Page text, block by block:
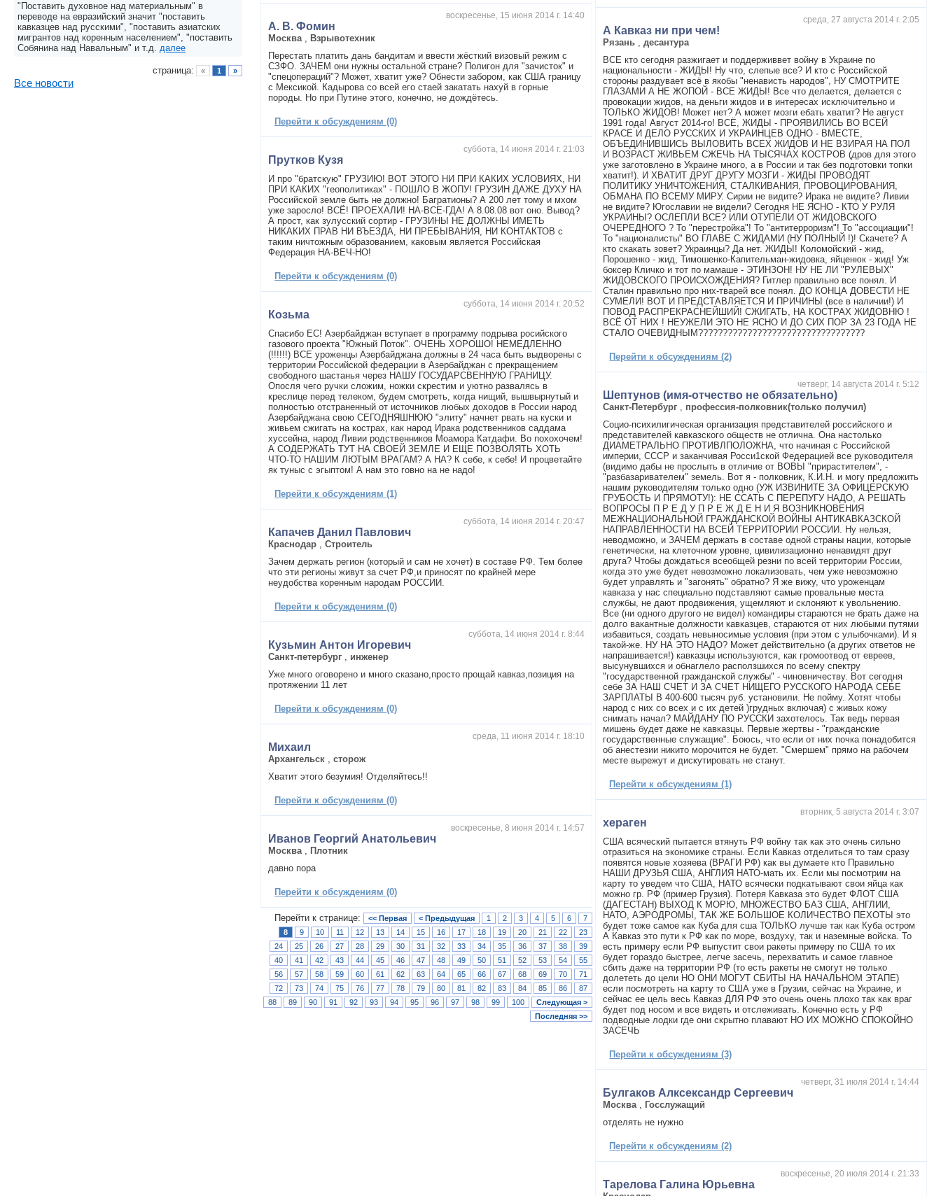
воскресенье, 15 июня 2014 г. 14:40
А. В. Фомин
Москва
Взрывотехник
Перестать платить дань бандитам и ввести жёсткий визовый режим с
СЗФО. ЗАЧЕМ они нужны остальной стране? Полигон для "зачисток" и
"спецопераций"? Может, хватит уже? Обнести забором, как США границу
с Мексикой. Кадырова со всей его стаей закатать нахуй в горные
породы. Но при Путине этого, конечно, не дождётесь.
Перейти к обсуждениям (0)
суббота, 14 июня 2014 г. 21:03
Прутков Кузя
И про "братскую" ГРУЗИЮ! ВОТ ЭТОГО НИ ПРИ КАКИХ УСЛОВИЯХ, НИ
ПРИ КАКИХ "геополитиках" - ПОШЛО В ЖОПУ! ГРУЗИН ДАЖЕ ДУХУ НА
Российской земле быть не должно! Багратионы? А 200 лет тому и мхом
уже заросло! ВСЁ! ПРОЕХАЛИ! НА-ВСЕ-ГДА! А 8.08.08 вот оно. Вывод?
А прост, как зулусский сортир - ГРУЗИНЫ НЕ ДОЛЖНЫ ИМЕТЬ
НИКАКИХ ПРАВ НИ ВЪЕЗДА, НИ ПРЕБЫВАНИЯ, НИ КОНТАКТОВ с
таким ничтожным образованием, каковым является Российская
Федерация НА-ВЕЧ-НО!
Перейти к обсуждениям (0)
суббота, 14 июня 2014 г. 20:52
Козьма
Спасибо ЕС! Азербайджан вступает в программу подрыва росийского
газового проекта "Южный Поток". ОЧЕНЬ ХОРОШО! НЕМЕДЛЕННО
(!!!!!!) ВСЕ уроженцы Азербайджана должны в 24 часа быть выдворены с
территории Российской федерации в Азербайджан с прекращением
свободного шастанья через НАШУ ГОСУДАРСВЕННУЮ ГРАНИЦУ.
Опосля чего ручки сложим, ножки скрестим и уютно развалясь в
креслице перед телеком, будем смотреть, когда нищий, вышвырнутый и
полностью отстраненный от источников любых доходов в России народ
Азербайджана свою СЕГОДНЯШНЮЮ "элиту" начнет рвать на куски и
живьем сжигать на кострах, как народ Ирака родственников саддама
хуссейна, народ Ливии родственников Моамора Катдафи. Во похохочем!
А СОДЕРЖАТЬ ТУТ НА СВОЕЙ ЗЕМЛЕ И ЕЩЕ ПОЗВОЛЯТЬ ХОТЬ
ЧТО-ТО НАШИМ ЛЮТЫМ ВРАГАМ? А НА? К себе, к себе! И процветайте
як туныс с эгыптом! А нам это говно на не надо!
Перейти к обсуждениям (1)
суббота, 14 июня 2014 г. 20:47
Капачев Данил Павлович
Краснодар ,Строитель
Зачем держать регион (который и сам не хочет) в составе РФ. Тем более
что эти регионы живут за счет РФ,и приносят по крайней мере
неудобства коренным народам РОССИИ.
Перейти к обсуждениям (0)
суббота, 14 июня 2014 г. 8:44
Кузьмин Антон Игоревич
Санкт-петербург
инженер
Уже много оговорено и много сказано,просто прощай кавказ,позиция на
протяжении 11 лет
Перейти к обсуждениям (0)
среда, 11 июня 2014 г. 18:10
Михаил
Архангельск ,сторож
Хватит этого безумия! Отделяйтесь!!
Перейти к обсуждениям (0)
воскресенье, 8 июня 2014 г. 14:57
Иванов Георгий Анатольевич
Москва
Плотник
давно пора
Перейти к обсуждениям (0)
Перейти к странице: << Первая < Предыдущая 1 2 3 4 5 6
7
8
9 10 11 12 13 14 15 16 17 18 19 20 21 22
23
24
25 26 27 28 29 30 31 32 33 34 35 36 37 38
39
40
41 42 43 44 45 46 47 48 49 50 51 52 53 54
55
56
57 58 59 60 61 62 63 64 65 66 67 68 69 70
71
72
73 74 75 76 77 78 79 80 81 82 83 84 85 86
87
88
89 90 91 92 93 94 95 96 97 98 99 100
Следующая >
Последняя >>
среда, 27 августа 2014 г. 2:05
А Кавказ ни при чем!
Рязань ,десантура
ВСЕ кто сегодня разжигает и поддерживвет войну в Украине по
национальности - ЖИДЫ! Ну что, слепые все? И кто с Российской
стороны раздувает всё в якобы "ненависть народов", НУ СМОТРИТЕ
ГЛАЗАМИ А НЕ ЖОПОЙ - ВСЕ ЖИДЫ! Все что делается, делается с
провокации жидов, на деньги жидов и в интересах исключительно и
ТОЛЬКО ЖИДОВ! Может нет? А может мозги ебать хватит? Не август
1991 года! Август 2014-го! ВСЁ, ЖИДЫ - ПРОЯВИЛИСЬ ВО ВСЕЙ
КРАСЕ И ДЕЛО РУССКИХ И УКРАИНЦЕВ ОДНО - ВМЕСТЕ,
ОБЪЕДИНИВШИСЬ ВЫЛОВИТЬ ВСЕХ ЖИДОВ И НЕ ВЗИРАЯ НА ПОЛ
И ВОЗРАСТ ЖИВЬЕМ СЖЕЧЬ НА ТЫСЯЧАХ КОСТРОВ (дров для этого
уже заготовлено в Украине много, а в России и так без подготовки топки
хватит!). И ХВАТИТ ДРУГ ДРУГУ МОЗГИ - ЖИДЫ ПРОВОДЯТ
ПОЛИТИКУ УНИЧТОЖЕНИЯ, СТАЛКИВАНИЯ, ПРОВОЦИРОВАНИЯ,
ОБМАНА ПО ВСЕМУ МИРУ. Сирии не видите? Ирака не видите? Ливии
не видите? Югославии не видели? Сегодня НЕ ЯСНО - КТО У РУЛЯ
УКРАИНЫ? ОСЛЕПЛИ ВСЕ? ИЛИ ОТУПЕЛИ ОТ ЖИДОВСКОГО
ОЧЕРЕДНОГО ? То "перестройка"! То "антитерроризм"! То "ассоциации"!
То "националисты" ВО ГЛАВЕ С ЖИДАМИ (НУ ПОЛНЫЙ !)! Скачете? А
кто скакать зовет? Украинцы? Да нет. ЖИДЫ! Коломойский - жид,
Порошенко - жид, Тимошенко-Капительман-жидовка, яйценюк - жид! Уж
боксер Кличко и тот по мамаше - ЭТИНЗОН! НУ НЕ ЛИ "РУЛЕВЫХ"
ЖИДОВСКОГО ПРОИСХОЖДЕНИЯ? Гитлер правильно все понял. И
Сталин правильно про них-тварей все понял. ДО КОНЦА ДОВЕСТИ НЕ
СУМЕЛИ! ВОТ И ПРЕДСТАВЛЯЕТСЯ И ПРИЧИНЫ (все в наличии!) И
ПОВОД РАСПРЕКРАСНЕЙШИЙ! СЖИГАТЬ, НА КОСТРАХ ЖИДОВНЮ !
ВСЁ ОТ НИХ ! НЕУЖЕЛИ ЭТО НЕ ЯСНО И ДО СИХ ПОР ЗА 23 ГОДА НЕ
СТАЛО ОЧЕВИДНЫМ??????????????????????????????????
Перейти к обсуждениям (2)
четверг, 14 августа 2014 г. 5:12
Шептунов (имя-отчество не обязательно)
Санкт-Петербург
профессия-полковник(только получил)
Социо-психилигическая организация представителей российского и
представителей кавказского обществ не отлична. Она настолько
ДИАМЕТРАЛЬНО ПРОТИВЛПОЛОЖНА, что начиная с Российской
империи, СССР и заканчивая Росси1ской Федерацией все руководителя
(видимо дабы не прослыть в отличие от ВОВЫ "прирастителем", -
"разбазаривателем" земель. Вот я - полковник, К.И.Н. и могу предложить
нашим руководителям только одно (УЖ ИЗВИНИТЕ ЗА ОФИЦЕРСКУЮ
ГРУБОСТЬ И ПРЯМОТУ!): НЕ ССАТЬ С ПЕРЕПУГУ НАДО, А РЕШАТЬ
ВОПРОСЫ П Р Е Д У П Р Е Ж Д Е Н И Я ВОЗНИКНОВЕНИЯ
МЕЖНАЦИОНАЛЬНОЙ ГРАЖДАНСКОЙ ВОЙНЫ АНТИКАВКАЗСКОЙ
НАПРАВЛЕННОСТИ НА ВСЕЙ ТЕРРИТОРИИ РОССИИ. Ну нельзя,
неводможно, и ЗАЧЕМ держать в составе одной страны нации, которые
генетически, на клеточном уровне, цивилизационно ненавидят друг
друга? Чтобы дождаться всеобщей резни по всей территории России,
когда это уже будет невозможно локализовать, чем уже невозможно
будет управлять и "загонять" обратно? Я же вижу, что уроженцам
кавказа у нас специально подставляют самые провальные места
службы, не дают продвижения, ущемляют и склоняют к увольнению.
Все (ни одного другого не видел) командиры стараются не брать даже на
долго вакантные должности кавказцев, стараются от них любыми путями
избавиться, создать невыносимые условия (при этом с улыбочками). И я
такой-же. НУ НА ЭТО НАДО? Может действительно (а других ответов не
напрашивается!) кавказцы используются, как громоотвод от евреев,
высунувшихся и обнаглело расползшихся по всему спектру
"государственной гражданской службы" - чиновничеству. Вот сегодня
себе ЗА НАШ СЧЕТ И ЗА СЧЕТ НИЩЕГО РУССКОГО НАРОДА СЕБЕ
ЗАРПЛАТЫ В 400-600 тысяч руб. установили. Не пойму. Хотят чтобы
народ с них со всех и с их детей )грудных включая) с живых кожу
снимать начал? МАЙДАНУ ПО РУССКИ захотелось. Так ведь первая
мишень будет даже не кавказцы. Первые жертвы - "гражданские
государственные служащие". Боюсь, что если от них почка понадобится
об анестезии никито морочится не будет. "Смершем" прямо на рабочем
месте вырежут и дискутировать не станут.
Перейти к обсуждениям (1)
вторник, 5 августа 2014 г. 3:07
хераген
США всяческий пытается втянуть РФ войну так как это очень сильно
отразиться на экономике страны. Если Кавказ отделиться то там сразу
появятся новые хозяева (ВРАГИ РФ) как вы думаете кто Правильно
НАШИ ДРУЗЬЯ США, АНГЛИЯ НАТО-мать их. Если мы посмотрим на
карту то уведем что США, НАТО всячески подкатывают свои яйца как
можно гр. РФ (пример Грузия). Потеря Кавказа это будет ФЛОТ США
(ДАГЕСТАН) ВЫХОД К МОРЮ, МНОЖЕСТВО БАЗ США, АНГЛИИ,
НАТО, АЭРОДРОМЫ, ТАК ЖЕ БОЛЬШОЕ КОЛИЧЕСТВО ПЕХОТЫ это
будет тоже самое как Куба для сша ТОЛЬКО лучше так как Куба остром
А Кавказ это пути к РФ как по море, воздуху, так и наземные войска. То
есть примеру если РФ выпустит свои ракеты примеру по США то их
будет гораздо быстрее, легче засечь, перехватить и самое главное
сбить даже на территории РФ (то есть ракеты не смогут не только
долететь до цели НО ОНИ МОГУТ СБИТЫ НА НАЧАЛЬНОМ ЭТАПЕ)
если посмотреть на карту то США уже в Грузии, сейчас на Украине, и
сейчас ее цель весь Кавказ ДЛЯ РФ это очень очень плохо так как враг
будет под носом и все видеть и отслеживать. Конечно есть у РФ
подводные лодки где они скрытно плавают НО ИХ МОЖНО СПОКОЙНО
ЗАСЕЧЬ
Перейти к обсуждениям (3)
четверг, 31 июля 2014 г. 14:44
Булгаков Алксександр Сергеевич
Москва
Госслужащий
отделять не нужно
Перейти к обсуждениям (2)
воскресенье, 20 июля 2014 г. 21:33
Тарелова Галина Юрьевна
"Поставить духовное над материальным" в
переводе на евразийский значит "поставить
кавказцев над русскими", "поставить азиатских
мигрантов над коренным населением", "поставить
Собянина над Навальным" и т.д. далее
страница: « 1 »
Все новости